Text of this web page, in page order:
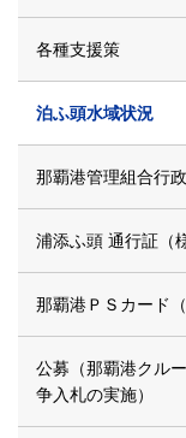
各種支援策
泊ふ頭水域状況
那覇港管理組合行
浦添ふ頭 通行証（
那覇港ＰＳカード（
公募（那覇港クル
争入札の実施）